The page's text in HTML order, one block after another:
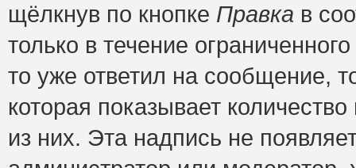
щёлкнув по кнопке Правка в
только в течение
то уже ответил на сообщение,
которая показывает
из них. Эта надпись не